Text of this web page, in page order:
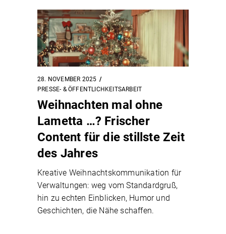
28. NOVEMBER 2025
PRESSE- & ÖFFENTLICHKEITSARBEIT
Weihnachten mal ohne
Lametta …? Frischer
Content für die stillste Zeit
des Jahres
Kreative Weihnachtskommunikation für
Verwaltungen: weg vom Standardgruß,
hin zu echten Einblicken, Humor und
Geschichten, die Nähe schaffen.